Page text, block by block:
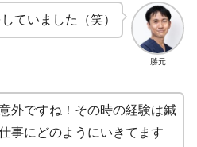
勝元
ていました（笑）
外ですね！その時の経験は鍼
事にどのようにいきてます